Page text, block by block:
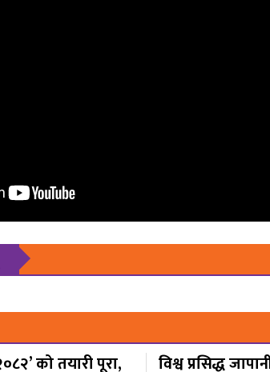
को तयारी पूरा,
विश्व प्रसिद्ध